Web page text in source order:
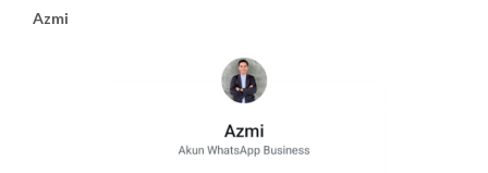
Azmi